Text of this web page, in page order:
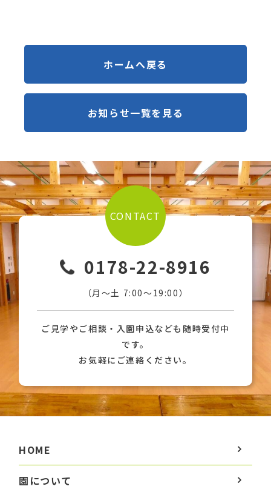
ホームへ戻る
お知らせ一覧を見る
CONTACT
0178-22-8916
（月〜土 7:00〜19:00）
ご見学やご相談・入園申込なども随時受付中
です。
お気軽にご連絡ください。
HOME
園について